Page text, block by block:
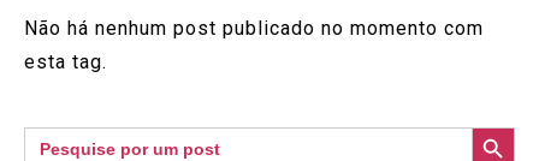
Não há nenhum post publicado no momento com
esta tag.
Search
for:
SEARCH BUTTON